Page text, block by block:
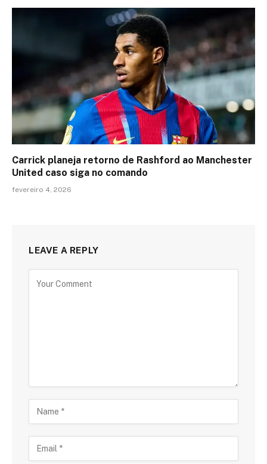
Carrick planeja retorno de Rashford ao Manchester
United caso siga no comando
fevereiro 4, 2026
LEAVE A REPLY